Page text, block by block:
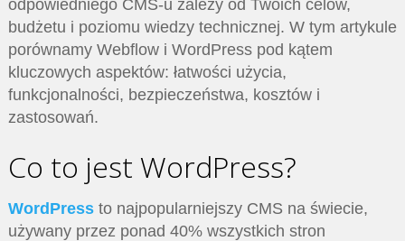
odpowiedniego CMS-u zależy od Twoich celów,
budżetu i poziomu wiedzy technicznej. W tym artykule
porównamy Webflow i WordPress pod kątem
kluczowych aspektów: łatwości użycia,
funkcjonalności, bezpieczeństwa, kosztów i
zastosowań.
Co to jest WordPress?
WordPressto najpopularniejszy CMS na świecie,
używany przez ponad 40% wszystkich stron